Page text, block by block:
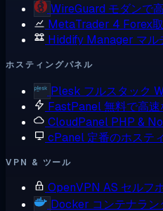
WireGuard モダンで
MetaTrader 4 Forex
Hiddify Manager マル
ホスティングパネル
Plesk フルスタック
FastPanel無料で高
CloudPanel PHP &
cPanel 定番のホステ
VPN & ツール
OpenVPN AS セルフ
Docker コンテナラ